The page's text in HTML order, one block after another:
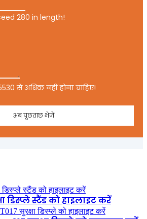
280 in length!
से अधिक नहीं होना चाहिए!
अब पूछताछ भेजें
डिस्प्ले स्टैंड को हाइलाइट करें